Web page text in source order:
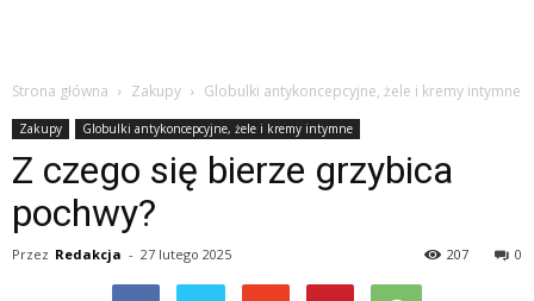
Strona główna Zakupy Globulki antykoncepcyjne, żele i kremy intymne
Zakupy Globulki antykoncepcyjne, żele i kremy intymne
Z czego się bierze grzybica
pochwy?
Przez Redakcja - 27 lutego 2025 0
207